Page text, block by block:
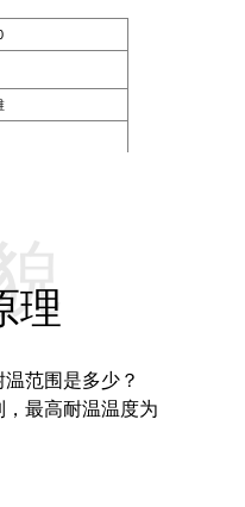
理
范围是多少？
最高耐温温度为